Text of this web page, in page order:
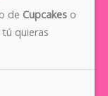
de Cupcakeso
quieras